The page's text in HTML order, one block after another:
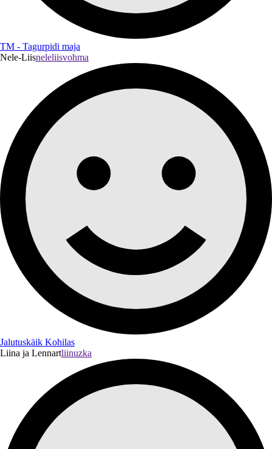
TM - Tagurpidi maja
Nele-Liisneleliisvohma
Jalutuskäik Kohilas
Liina ja Lennartliinuzka